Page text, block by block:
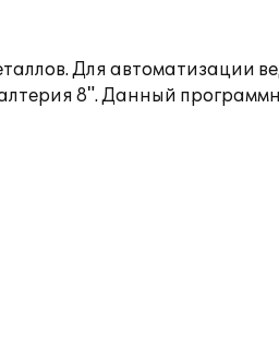
Для автоматизации
8". Данный